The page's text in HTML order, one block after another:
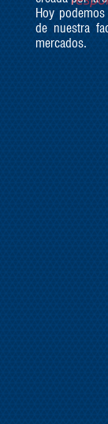
Hoy
de nuestra
mercados.